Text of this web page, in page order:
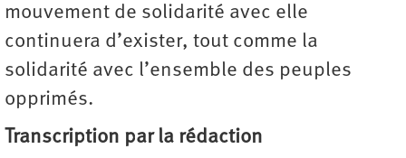
mouvement de solidarité avec elle
continuera d’exister, tout comme la
solidarité avec l’ensemble des peuples
opprimés.
Transcription par la rédaction